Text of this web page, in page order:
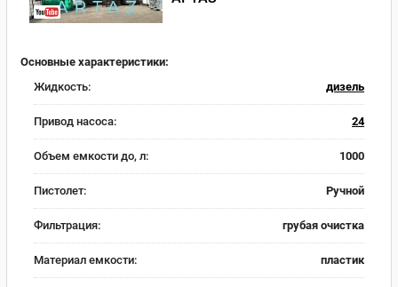
Основные характеристики:
Жидкость:
дизель
Привод насоса: 24
Объем емкости до, л: 1000
Пистолет: Ручной
Фильтрация: грубая очистка
Материал емкости: пластик